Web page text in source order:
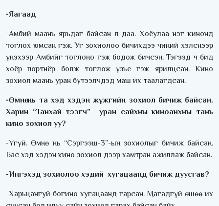
-Яагаад
-Амбий маань ярьдаг байсан л даа. Хоёулаа нэг кинонд
тоглох юмсан гэж. Уг зохиолоо бичихдээ чиний хэлснээр
үнэхээр Амбийг тоглоно гэж бодож бичсэн. Тэгээд ч бид
хоёр портнёр болж тоглож үзье гэж ярилцсан. Кино
зохиол маань уран бүтээлчдэд маш их таалагдсан.
-Өмнө нь та хэд хэдэн жүжгийн зохиол бичиж байсан.
Харин “Танхай тээгч” уран сайхны киноанхны тань
кино зохиол уу?
-Үгүй. Өмнө нь “Сэргээш-3”-ын зохиолыг бичиж байсан.
Бас хэд хэдэн кино зохиол дээр хамтран ажиллаж байсан.
-Ингэхэд зохиолоо хэдий хугацаанд бичиж дуусгав?
-Харьцангуй богино хугацаанд гарсан. Магадгүй өшөө их